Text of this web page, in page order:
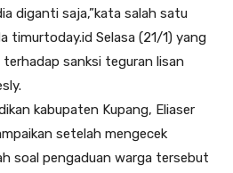
diganti saja,”kata salah satu
timurtoday.id Selasa (21/1) yang
sanksi teguran lisan
kabupaten Kupang, Eliaser
setelah mengecek
soal pengaduan warga tersebut